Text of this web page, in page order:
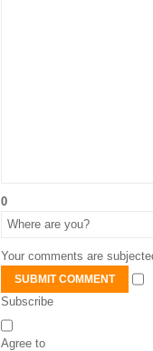
0
Your comments are
SUBMIT COMMENT
Subscribe
Agree to